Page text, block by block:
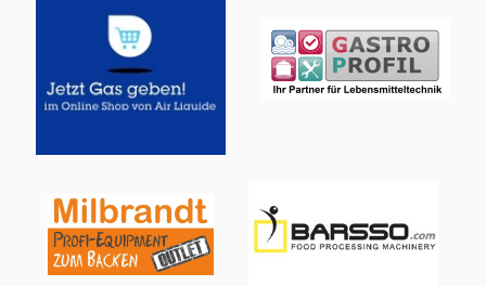
Die Motorleistung von 1,5 kW liefert 5-48 Umdrehungen.
/min. Das Fassungsvermögen des Behälters beträgt 150
Liter und kann mit 110 kg Fleisch gefüllt werden. Die
Entladung erfolgt durch Kippen der Trommel auf etwa 96
Grad. Der Mischer angepasst, um direkt auf die Standard-